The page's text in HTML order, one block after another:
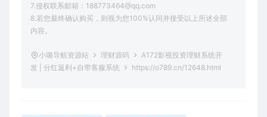
7.侵权联系邮箱：188773464@qq.com
8.若您最终确认购买，则视为您100%认同并接受以上所述全部
内容。
小璐导航资源站 理财源码
A172影视投资理财系统开
发 | 分红返利+自带客服系统
https://o789.cn/12648.html